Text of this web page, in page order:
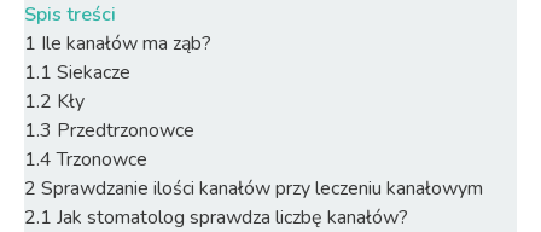
Spis treści
1 Ile kanałów ma ząb?
1.1 Siekacze
1.2 Kły
1.3 Przedtrzonowce
1.4 Trzonowce
2 Sprawdzanie ilości kanałów przy leczeniu kanałowym
2.1 Jak stomatolog sprawdza liczbę kanałów?